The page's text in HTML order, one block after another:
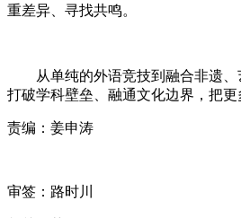
重差异、寻找共鸣。
从单纯的外语竞技到融合非遗、
打破学科壁垒、融通文化边界，把
责编：姜申涛
审签：路时川